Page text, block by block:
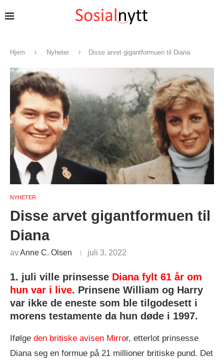
Hjem Nyheter Disse arvet gigantformuen til Diana
NYHETER
Disse arvet gigantformuen til
Diana
avAnne C. Olsen juli 3, 2022
1. juli ville prinsesse Diana fylt 61 år om
hun var i live. Prinsene William og Harry
var ikke de eneste som ble tilgodesett i
morens testamente da hun døde i 1997.
Ifølge den britiske avisen Mirror, etterlot prinsesse
Diana seg en formue på 21 millioner britiske pund. Det